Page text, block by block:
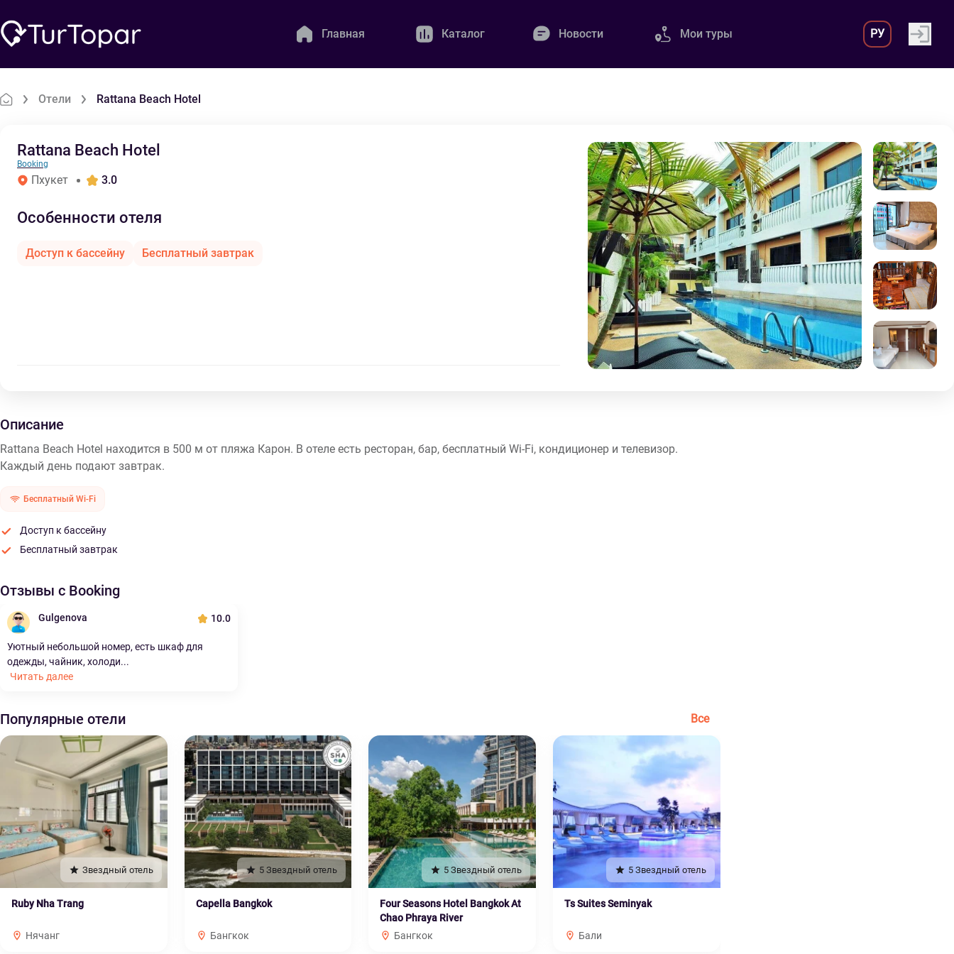
Главная Каталог Новости Мои туры РУ
Отели Rattana Beach Hotel
Rattana Beach Hotel
Booking
Пхукет 3.0
Особенности отеля
Доступ к бассейну Бесплатный завтрак
Описание
Rattana Beach Hotel находится в 500 м от пляжа Карон. В отеле есть ресторан, бар, бесплатный Wi-Fi, кондиционер и телевизор.
Каждый день подают завтрак.
Бесплатный Wi-Fi
Доступ к бассейну
Бесплатный завтрак
Отзывы с Booking
Gulgenova 10.0
Уютный небольшой номер, есть шкаф для
одежды, чайник, холоди...
Читать далее
Популярные отели Все
Звездный отель
Ruby Nha Trang
Нячанг
5 Звездный отель
Capella Bangkok
Бангкок
5 Звездный отель
Four Seasons Hotel Bangkok At
Chao Phraya River
Бангкок
5 Звездный отель
Ts Suites Seminyak
Бали